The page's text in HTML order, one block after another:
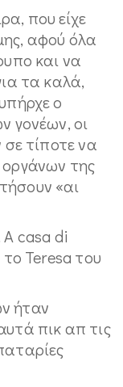
που είχε
αφού όλα
και να
τα καλά,
ο
γονέων, οι
σε τίποτε να
της
«αι
casa di
Teresa του
ήταν
πικ απ τις